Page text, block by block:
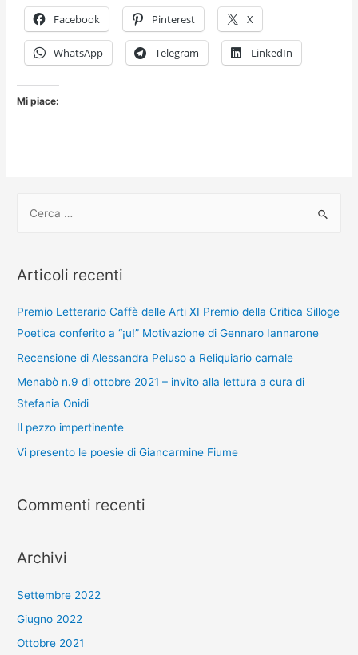
ottobre
2021
invito
alla
lettura
Onidi
Facebook Pinterest X
WhatsApp Telegram LinkedIn
Mi piace:
c
:
Articoli recenti
Premio Letterario Caffè delle Arti XI Premio della Critica Silloge
Poetica conferito a “¡u!” Motivazione di Gennaro Iannarone
Recensione di Alessandra Peluso a Reliquiario carnale
Menabò n.9 di ottobre 2021 – invito alla lettura a cura di
Stefania Onidi
Il pezzo impertinente
Vi presento le poesie di Giancarmine Fiume
Commenti recenti
Archivi
Settembre 2022
Giugno 2022
Ottobre 2021